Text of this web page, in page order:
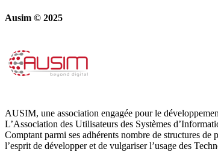
Ausim © 2025
AUSIM, une association engagée pour le
L’Association des Utilisateurs des Systèmes
Comptant parmi ses adhérents nombre de structures
l’esprit de développer et de vulgariser l’usage des